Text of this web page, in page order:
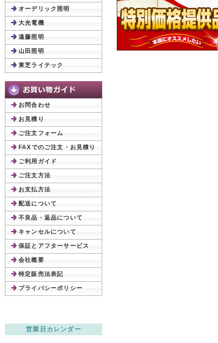
オーデリック照明
大光電機
遠藤照明
山田照明
東芝ライテック
お問合わせ
お見積り
ご注文フォーム
FAXでのご注文・お見積り
ご利用ガイド
ご注文方法
お支払方法
配送について
不良品・返品について
キャンセルについて
保証とアフターサービス
会社概要
特定販売法表記
プライバシーポリシー
営業日カレンダー